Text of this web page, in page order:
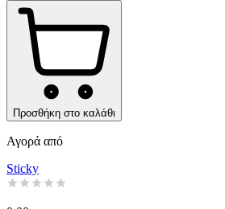
Προσθήκη στο καλάθι
Αγορά από
Sticky